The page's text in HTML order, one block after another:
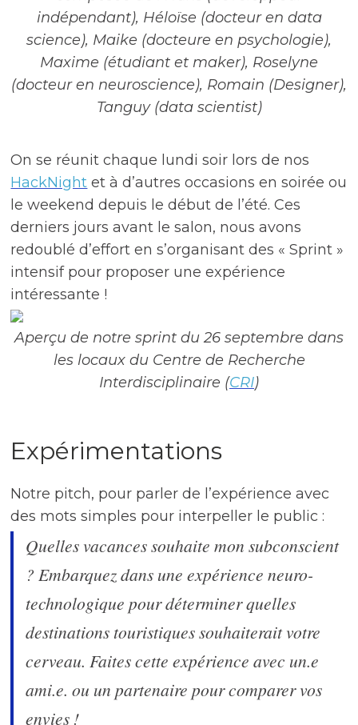
indépendant), Héloïse (docteur en data
science), Maike (docteure en psychologie),
Maxime (étudiant et maker), Roselyne
(docteur en neuroscience), Romain (Designer),
Tanguy (data scientist)
On se réunit chaque lundi soir lors de nos
HackNight et à d’autres occasions en soirée ou
le weekend depuis le début de l’été. Ces
derniers jours avant le salon, nous avons
redoublé d’effort en s’organisant des « Sprint »
intensif pour proposer une expérience
intéressante !
Aperçu de notre sprint du 26 septembre dans
les locaux du Centre de Recherche
Interdisciplinaire (CRI)
Expérimentations
Notre pitch, pour parler de l’expérience avec
des mots simples pour interpeller le public :
Quelles vacances souhaite mon subconscient
? Embarquez dans une expérience neuro-
technologique pour déterminer quelles
destinations touristiques souhaiterait votre
cerveau. Faites cette expérience avec un.e
ami.e. ou un partenaire pour comparer vos
envies !